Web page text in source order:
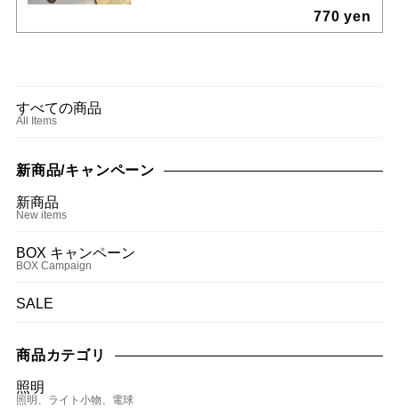
770 yen
すべての商品
All Items
新商品/キャンペーン
新商品
New items
BOX キャンペーン
BOX Campaign
SALE
商品カテゴリ
照明
照明、ライト小物、電球